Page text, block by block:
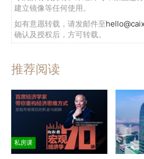
建立镜像等任何使用。
如有意愿转载，请发邮件至
确认及授权后，方可转载。
推荐阅读
私房课